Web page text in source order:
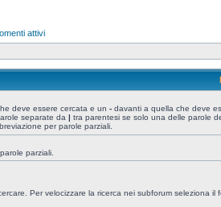
attivi
deve essere cercata e un - davanti a quella che deve
separate da | tra parentesi se solo una delle parole
per parole parziali.
parziali.
Per velocizzare la ricerca nei subforum seleziona il